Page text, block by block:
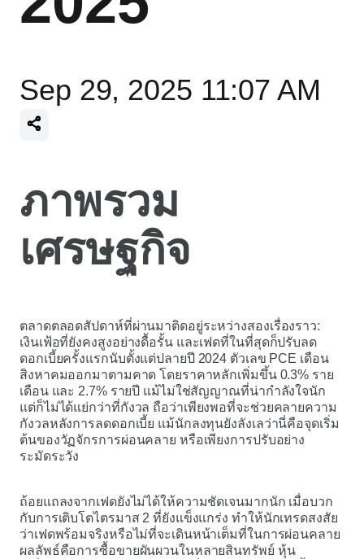
Sep 29, 2025 11:07 AM
ภาพรวม
เศรษฐกิจ
ตลาดตลอดสัปดาห์ที่ผ่านมาติดอยู่ระหว่างสองเรื่องราว:
เงินเฟ้อที่ยังคงสูงอย่างดื้อรั้น และเฟดที่ในที่สุดก็ปรับลด
ดอกเบี้ยครั้งแรกนับตั้งแต่ปลายปี 2024 ตัวเลข PCE เดือน
สิงหาคมออกมาตามคาด โดยราคาหลักเพิ่มขึ้น 0.3% ราย
เดือน และ 2.7% รายปี แม้ไม่ใช่สัญญาณที่น่ากำลังใจนัก
แต่ก็ไม่ได้แย่กว่าที่กังวล ถือว่าเพียงพอที่จะช่วยคลายความ
กังวลหลังการลดดอกเบี้ย แม้นักลงทุนยังลังเลว่านี่คือจุดเริ่ม
ต้นของวัฏจักรการผ่อนคลาย หรือเพียงการปรับอย่าง
ระมัดระวัง
ถ้อยแถลงจากเฟดยังไม่ได้ให้ความชัดเจนมากนัก เมื่อบวก
กับการเติบโตไตรมาส 2 ที่ยังแข็งแกร่ง ทำให้นักเทรดสงสัย
ว่าเฟดพร้อมจริงหรือไม่ที่จะเดินหน้าเต็มที่ในการผ่อนคลาย
ผลลัพธ์คือการซื้อขายผันผวนในหลายสินทรัพย์ หุ้น